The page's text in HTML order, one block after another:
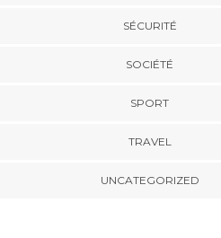
SÉCURITÉ
SOCIÉTÉ
SPORT
TRAVEL
UNCATEGORIZED